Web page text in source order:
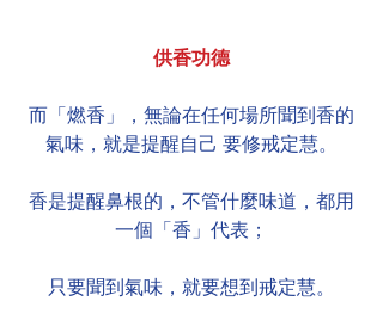
供香功德
而「燃香」，無論在任何場所聞到香的
氣味，就是提醒自己 要修戒定慧。
香是提醒鼻根的，不管什麼味道，都用
一個「香」代表；
只要聞到氣味，就要想到戒定慧。